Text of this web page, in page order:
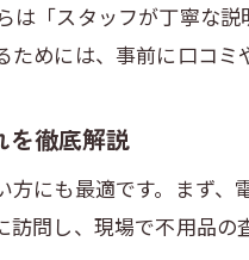
出張買取前に
出張買取の査定
茨城県龍ケ崎市で後
出張買取を龍ケ
出張買取であり
「スタッフが丁寧な
めには、事前に口コ
を徹底解説
にも最適です。まず
問し、現場で不用品の